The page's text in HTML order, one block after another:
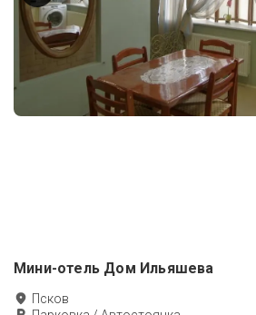
Мини-отель Дом Ильяшева
Псков